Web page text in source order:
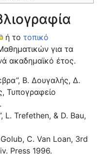
ή το τοπικό
για τα
ακαδημαϊκό έτος.
Β. Δουγαλής, Δ.
Τυπογραφείο
L. Trefethen, & D. Bau,
C. Van Loan, 3rd
Press 1996.